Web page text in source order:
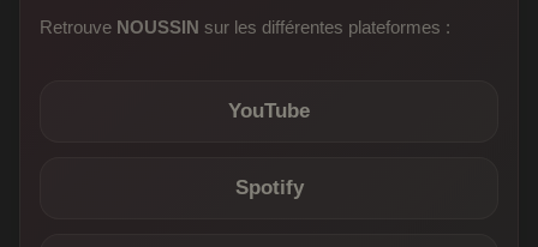
Retrouve NOUSSIN sur les différentes plateformes :
YouTube
Spotify